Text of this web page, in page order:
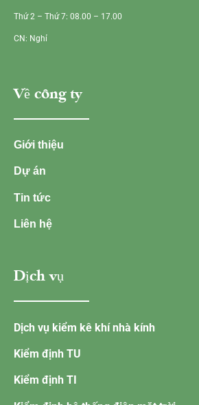
Thứ 2 – Thứ 7: 08.00 – 17.00
CN: Nghỉ
Về công ty
Giới thiệu
Dự án
Tin tức
Liên hệ
Dịch vụ
Dịch vụ kiểm kê khí nhà kính
Kiểm định TU
Kiểm định TI